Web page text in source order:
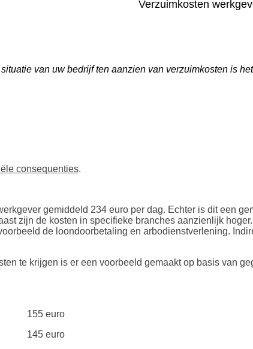
Verzuimkosten
van uw bedrijf ten aanzien van verzuimkosten is
consequenties.
gemiddeld 234 euro per dag. Echter is dit een
zijn de kosten in specifieke branches aanzienlijk
de loondoorbetaling en arbodienstverlening.
te krijgen is er een voorbeeld gemaakt op basis van
euro
euro